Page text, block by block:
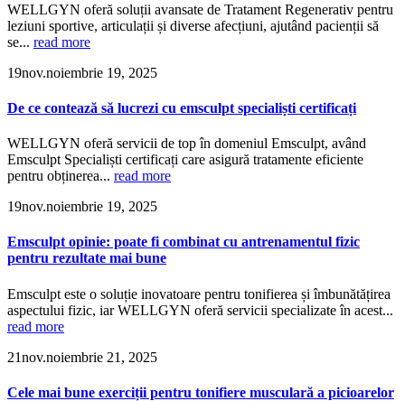
WELLGYN oferă soluții avansate de Tratament Regenerativ pentru
leziuni sportive, articulații și diverse afecțiuni, ajutând pacienții să
se... read more
19nov.noiembrie 19, 2025
De ce contează să lucrezi cu emsculpt specialiști certificați
WELLGYN oferă servicii de top în domeniul Emsculpt, având
Emsculpt Specialiști certificați care asigură tratamente eficiente
pentru obținerea... read more
19nov.noiembrie 19, 2025
Emsculpt opinie: poate fi combinat cu antrenamentul fizic
pentru rezultate mai bune
Emsculpt este o soluție inovatoare pentru tonifierea și îmbunătățirea
aspectului fizic, iar WELLGYN oferă servicii specializate în acest...
read more
21nov.noiembrie 21, 2025
Cele mai bune exerciții pentru tonifiere musculară a picioarelor